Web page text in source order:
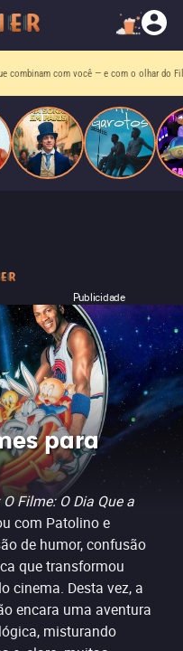
Publicidade
para
Filme: O Dia Que a
com Patolino e
de humor, confusão
que transformou
cinema. Desta vez, a
encara uma aventura
misturando
alvos.